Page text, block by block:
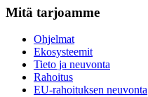
Mitä tarjoamme
Ohjelmat
Ekosysteemit
Tieto ja neuvonta
Rahoitus
EU-rahoituksen neuvonta